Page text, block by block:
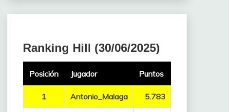
Ranking Hill (30/06/2025)
Posición Jugador Puntos
1 Antonio_Malaga 5.783